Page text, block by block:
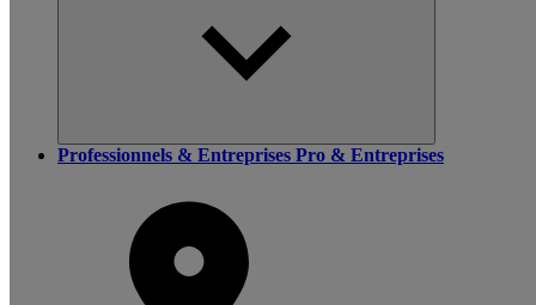
Professionnels & Entreprises Pro & Entreprises